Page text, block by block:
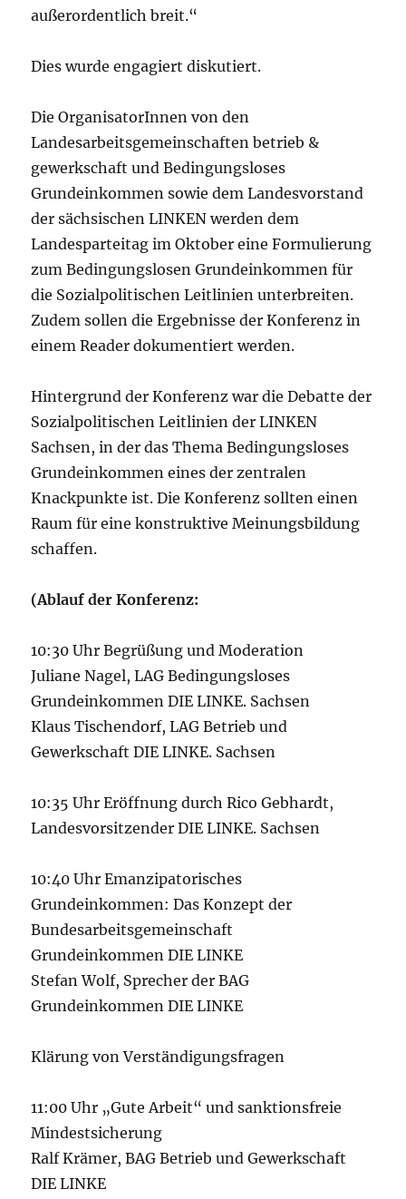
außerordentlich breit.“
Dies wurde engagiert diskutiert.
Die OrganisatorInnen von den
Landesarbeitsgemeinschaften betrieb &
gewerkschaft und Bedingungsloses
Grundeinkommen sowie dem Landesvorstand
der sächsischen LINKEN werden dem
Landesparteitag im Oktober eine Formulierung
zum Bedingungslosen Grundeinkommen für
die Sozialpolitischen Leitlinien unterbreiten.
Zudem sollen die Ergebnisse der Konferenz in
einem Reader dokumentiert werden.
Hintergrund der Konferenz war die Debatte der
Sozialpolitischen Leitlinien der LINKEN
Sachsen, in der das Thema Bedingungsloses
Grundeinkommen eines der zentralen
Knackpunkte ist. Die Konferenz sollten einen
Raum für eine konstruktive Meinungsbildung
schaffen.
(Ablauf der Konferenz:
10:30 Uhr Begrüßung und Moderation
Juliane Nagel, LAG Bedingungsloses
Grundeinkommen DIE LINKE. Sachsen
Klaus Tischendorf, LAG Betrieb und
Gewerkschaft DIE LINKE. Sachsen
10:35 Uhr Eröffnung durch Rico Gebhardt,
Landesvorsitzender DIE LINKE. Sachsen
10:40 Uhr Emanzipatorisches
Grundeinkommen: Das Konzept der
Bundesarbeitsgemeinschaft
Grundeinkommen DIE LINKE
Stefan Wolf, Sprecher der BAG
Grundeinkommen DIE LINKE
Klärung von Verständigungsfragen
11:00 Uhr „Gute Arbeit“ und sanktionsfreie
Mindestsicherung
Ralf Krämer, BAG Betrieb und Gewerkschaft
DIE LINKE